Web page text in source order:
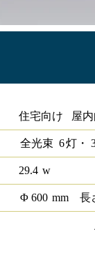
住宅向け 屋
全光束 6灯・
29.4 w
Φ 600 mm 長